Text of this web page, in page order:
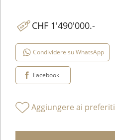
CHF 1'490'000.-
Condividere su WhatsApp
Facebook
Aggiungere ai preferiti